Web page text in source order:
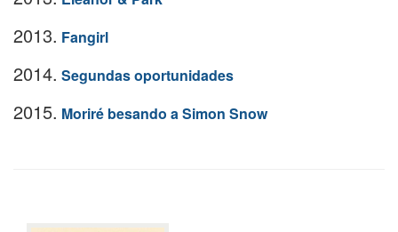
2013. Fangirl
2014. Segundas oportunidades
2015. Moriré besando a Simon Snow